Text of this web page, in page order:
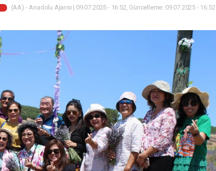
(AA) - Anadolu Ajansı | 09.07.2025 - 16:52, Güncelleme: 09.07.2025 - 16:52